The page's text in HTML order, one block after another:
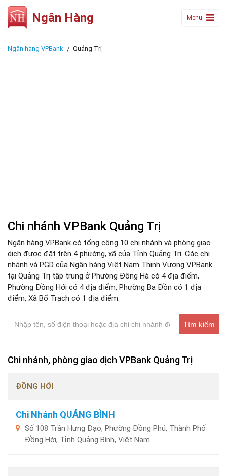
Ngân Hàng Menu
Ngân hàng VPBank Quảng Trị
Chi nhánh VPBank Quảng Trị
Ngân hàng VPBank có tổng cộng 10 chi nhánh và phòng giao
dịch được đặt trên 4 phường, xã của Tỉnh Quảng Trị. Các chi
nhánh và PGD của Ngân hàng Việt Nam Thịnh Vượng VPBank
tại Quảng Trị tập trung ở Phường Đông Hà có 4 địa điểm,
Phường Đồng Hới có 4 địa điểm, Phường Ba Đồn có 1 địa
điểm, Xã Bố Trạch có 1 địa điểm.
Tìm kiếm
Chi nhánh, phòng giao dịch VPBank Quảng Trị
ĐỒNG HỚI
Chi Nhánh QUẢNG BÌNH
Số 108 Trần Hưng Đạo, Phường Đồng Phú, Thành Phố
Đồng Hới, Tỉnh Quảng Bình, Việt Nam